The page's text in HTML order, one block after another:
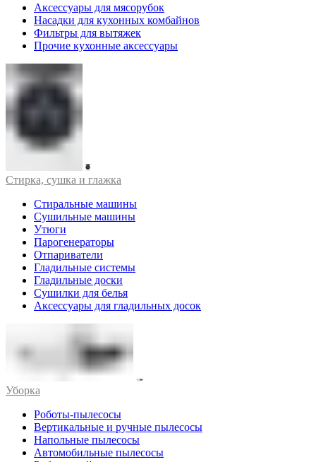
Аксессуары для мясорубок
Насадки для кухонных комбайнов
Фильтры для вытяжек
Прочие кухонные аксессуары
Стирка, сушка и глажка
Стиральные машины
Сушильные машины
Утюги
Парогенераторы
Отпариватели
Гладильные системы
Гладильные доски
Сушилки для белья
Аксессуары для гладильных досок
Уборка
Роботы-пылесосы
Вертикальные и ручные пылесосы
Напольные пылесосы
Автомобильные пылесосы